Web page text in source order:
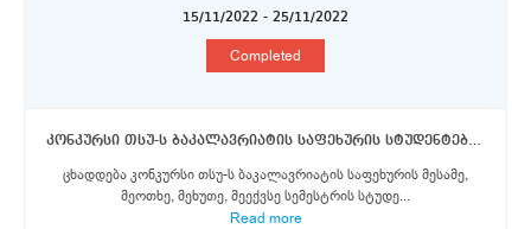
15/11/2022 - 25/11/2022
Completed
კონკურსი თსუ-ს ბაკალავრიატის საფეხურის სტუდენტებისთვის როვირა და ვირგილის უნივერსიტეტში ერაზმუს+ სტიპენდიების მოსაპოვებლად
ცხადდება კონკურსი თსუ-ს ბაკალავრიატის საფეხურის მესამე,
მეოთხე, მეხუთე, მეექვსე სემესტრის სტუდე...
Read more